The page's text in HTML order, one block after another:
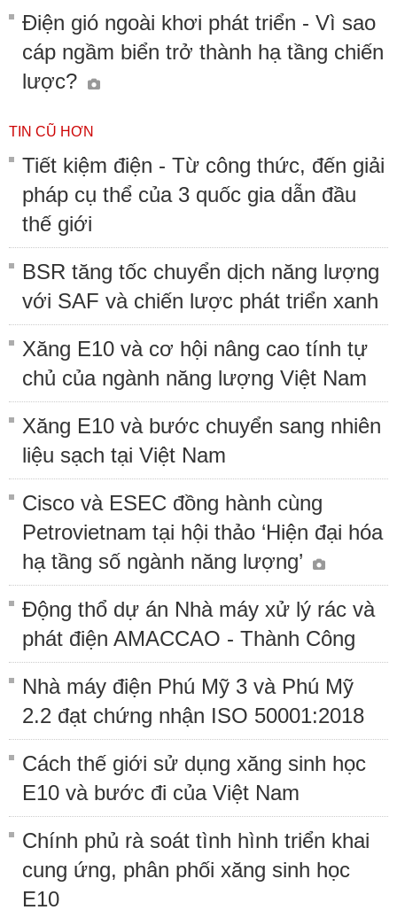
Điện gió ngoài khơi phát triển - Vì sao
cáp ngầm biển trở thành hạ tầng chiến
lược?
TIN CŨ HƠN
Tiết kiệm điện - Từ công thức, đến giải
pháp cụ thể của 3 quốc gia dẫn đầu
thế giới
BSR tăng tốc chuyển dịch năng lượng
với SAF và chiến lược phát triển xanh
Xăng E10 và cơ hội nâng cao tính tự
chủ của ngành năng lượng Việt Nam
Xăng E10 và bước chuyển sang nhiên
liệu sạch tại Việt Nam
Cisco và ESEC đồng hành cùng
Petrovietnam tại hội thảo ‘Hiện đại hóa
hạ tầng số ngành năng lượng’
Động thổ dự án Nhà máy xử lý rác và
phát điện AMACCAO - Thành Công
Nhà máy điện Phú Mỹ 3 và Phú Mỹ
2.2 đạt chứng nhận ISO 50001:2018
Cách thế giới sử dụng xăng sinh học
E10 và bước đi của Việt Nam
Chính phủ rà soát tình hình triển khai
cung ứng, phân phối xăng sinh học
E10